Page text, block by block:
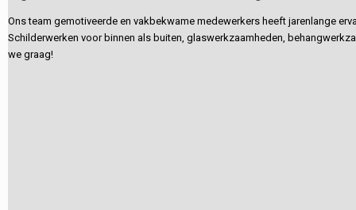
Ons team gemotiveerde en vakbekwame medewerkers heeft jarenlange
Schilderwerken voor binnen als buiten, glaswerkzaamheden,
we graag!